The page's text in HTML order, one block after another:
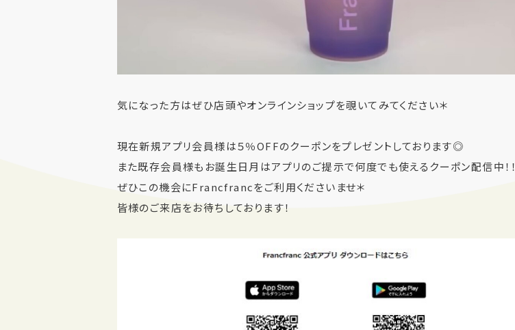
気になった方はぜひ店頭やオンラインショップを覗いてみてください＊
現在新規アプリ会員様は５％OFFのクーポンをプレゼントしております◎
また既存会員様もお誕生日月はアプリのご提示で何度でも使えるクーポン配信中！！
ぜひこの機会にFrancfrancをご利用くださいませ＊
皆様のご来店をお待ちしております！